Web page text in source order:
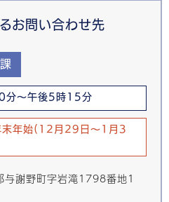
お問い合わせ先
分～午後5時15分
末年始(12月29日～1月3
謝野町字岩滝1798番地1